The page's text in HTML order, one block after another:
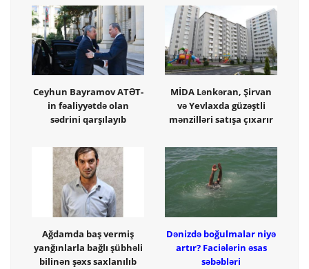
Ceyhun Bayramov ATƏT-
in fəaliyyətdə olan
sədrini qarşılayıb
MİDA Lənkəran, Şirvan
və Yevlaxda güzəştli
mənzilləri satışa çıxarır
Ağdamda baş vermiş
yanğınlarla bağlı şübhəli
bilinən şəxs saxlanılıb
Dənizdə boğulmalar niyə
artır? Faciələrin əsas
səbəbləri